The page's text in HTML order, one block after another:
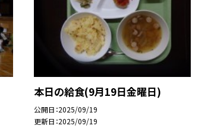
本日の給食(9月19日金曜日)
公開日 2025/09/19
更新日 2025/09/19